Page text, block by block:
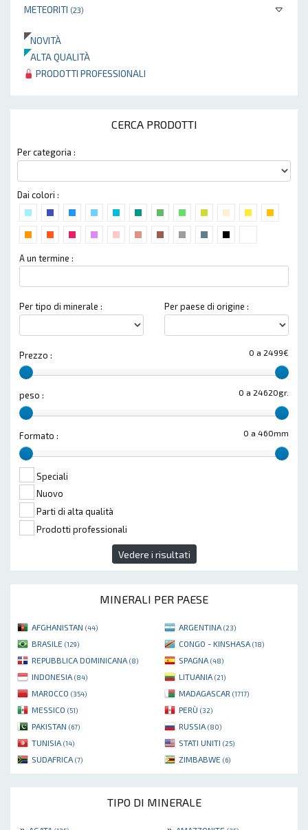
METEORITI (23)
NOVITÀ
ALTA QUALITÀ
PRODOTTI PROFESSIONALI
CERCA PRODOTTI
Per categoria :
Dai colori :
A un termine :
Per tipo di minerale : Per paese di origine :
0 a 2499€
Prezzo :
0 a 24620gr.
peso :
0 a 460mm
Formato :
Speciali
Nuovo
Parti di alta qualità
Prodotti professionali
Vedere i risultati
MINERALI PER PAESE
AFGHANISTAN (44) ARGENTINA (23)
BRASILE (129) CONGO - KINSHASA (18)
REPUBBLICA DOMINICANA (8) SPAGNA (48)
INDONESIA (84) LITUANIA (21)
MAROCCO (354) MADAGASCAR (1717)
MESSICO (51) PERÙ (32)
PAKISTAN (67) RUSSIA (80)
TUNISIA (14) STATI UNITI (25)
SUDAFRICA (7) ZIMBABWE (6)
TIPO DI MINERALE